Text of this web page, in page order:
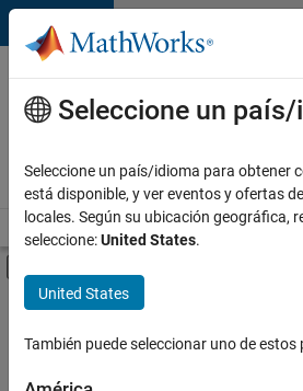
Saltar al contenido
Ofertas
de
empleo
MathWorks
Visión general Búsqueda de empleo
Contenido principal
FILTRADO POR
Seleccione un
Seleccione un país/idioma para obtener
está disponible, y ver eventos y ofertas
locales. Según su ubicación geográfica,
seleccione:United States.
United States
También puede seleccionar uno de